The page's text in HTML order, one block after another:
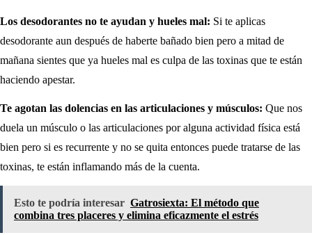
Los desodorantes no te ayudan y hueles mal: Si te aplicas
desodorante aun después de haberte bañado bien pero a mitad de
mañana sientes que ya hueles mal es culpa de las toxinas que te están
haciendo apestar.
Te agotan las dolencias en las articulaciones y músculos: Que nos
duela un músculo o las articulaciones por alguna actividad física está
bien pero si es recurrente y no se quita entonces puede tratarse de las
toxinas, te están inflamando más de la cuenta.
Esto te podría interesar Gatrosiexta: El método que
combina tres placeres y elimina eficazmente el estrés